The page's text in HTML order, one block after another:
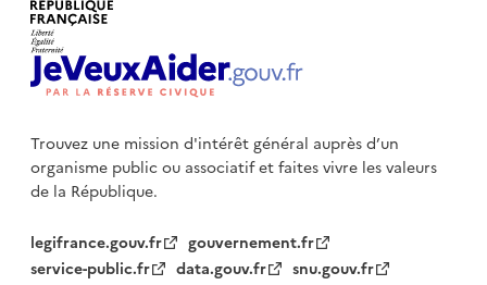
Trouvez une mission d'intérêt général auprès d’un
organisme publicou associatif et faites vivre les valeurs
de la République.
legifrance.gouv.fr
gouvernement.fr
service-public.fr
data.gouv.fr
snu.gouv.fr